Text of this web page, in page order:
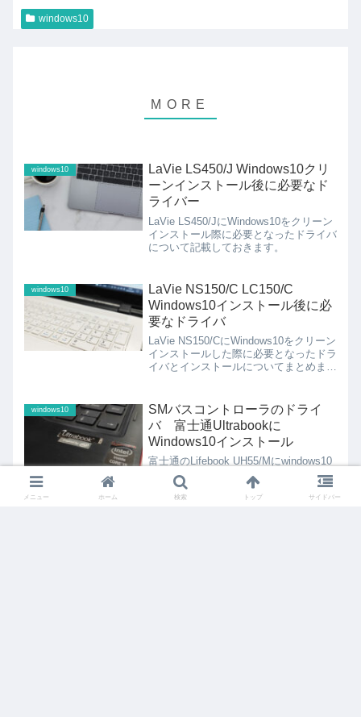
windows10
windows10
LaVie LS450/J Windows10クリ
ーンインストール後に必要なド
ライバー
LaVie LS450/JにWindows10をクリーン
インストール際に必要となったドライバ
について記載しておきます。
windows10
LaVie NS150/C LC150/C
Windows10インストール後に必
要なドライバ
LaVie NS150/CにWindows10をクリーン
インストールした際に必要となったドラ
イバとインストールについてまとめまし
windows10
SMバスコントローラのドライ
バ 富士通Ultrabookに
Windows10インストール
富士通のLifebook UH55/Mにwindows10
をクリーンインストールした際に必要と
なったドライバの適用履歴です。
メニュー ホーム 検索 トップ サイドバー